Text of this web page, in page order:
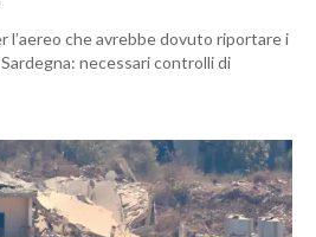
l’aereo che avrebbe dovuto riportare i
necessari controlli di